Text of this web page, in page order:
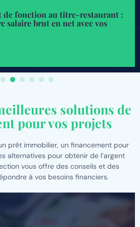
de fonction au titre-restaurant :
salaire brut en net avec vos
solutions de
pour vos projets
prêt immobilier, un financement pour
alternatives pour obtenir de l’argent
vous offre des conseils et des
à vos besoins financiers.